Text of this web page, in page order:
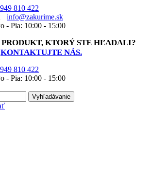
810 422
info@zakurime.sk
- Pia: 10:00 - 15:00
KTORÝ STE HĽADALI?
KONTAKTUJTE NÁS.
810 422
- Pia: 10:00 - 15:00
Vyhľadávanie